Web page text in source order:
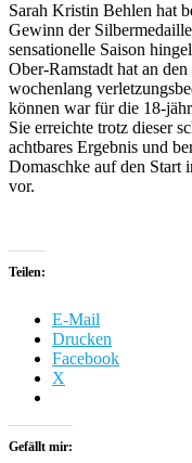
Sarah Kristin Behlen hat
Gewinn der
sensationelle Saison
Ober-Ramstadt hat an
wochenlang
können war für die 18-
Sie erreichte trotz dieser
achtbares Ergebnis und
Domaschke auf den Start
vor.
Teilen:
E-Mail
Drucken
Facebook
X
Gefällt mir: